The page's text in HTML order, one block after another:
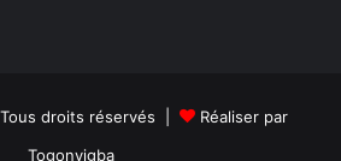
droits réservés |
Réaliser par
Togonyigba